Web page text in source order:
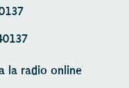
la radio online